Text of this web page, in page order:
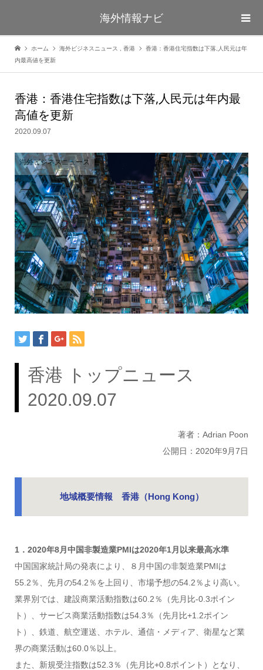
海外情報ナビ
ホーム 海外ビジネスニュース 香港
香港：香港住宅指数は下落,人民元は年
内最高値を更新
香港：香港住宅指数は下落,人民元は年内最
高値を更新
2020.09.07
海外ビジネスニュース
香港 トップニュース
2020.09.07
著者：Adrian Poon
公開日：2020年9月7日
地域概要情報 香港（Hong Kong）
1．2020年8月中国非製造業PMIは2020年1月以来最高水準
中国国家統計局の発表により、８月中国の非製造業PMIは
55.2％、先月の54.2％を上回り、市場予想の54.2％より高い。
業界別では、建設商業活動指数は60.2％（先月比-0.3ポイン
ト）、サービス商業活動指数は54.3％（先月比+1.2ポイン
ト）、鉄道、航空運送、ホテル、通信・メディア、衛星など業
界の商業活動は60.0％以上。
また、新規受注指数は52.3％（先月比+0.8ポイント）となり、